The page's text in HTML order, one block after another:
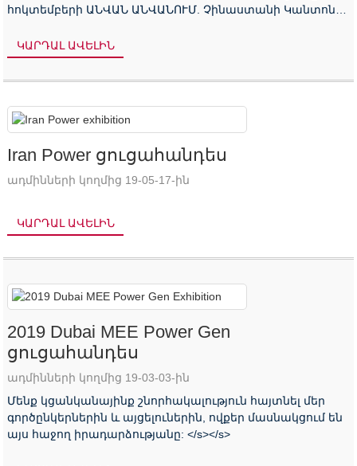
հոկտեմբերի ԱՆՎԱՆ ԱՆՎԱՆՈՒՄ. Չինաստանի Կանտոնի
բիզնեսի շուրջ բանակցություններ վարելու համար:
ԿԱՐԴԱԼ ԱՎԵԼԻՆ
Iran Power ցուցահանդես
ադմինների կողմից 19-05-17-ին
ԿԱՐԴԱԼ ԱՎԵԼԻՆ
2019 Dubai MEE Power Gen
ցուցահանդես
ադմինների կողմից 19-03-03-ին
Մենք կցանկանայինք շնորհակալություն հայտնել մեր
գործընկերներին և այցելուներին, ովքեր մասնակցում են
այս հաջող իրադարձությանը: </s></s>